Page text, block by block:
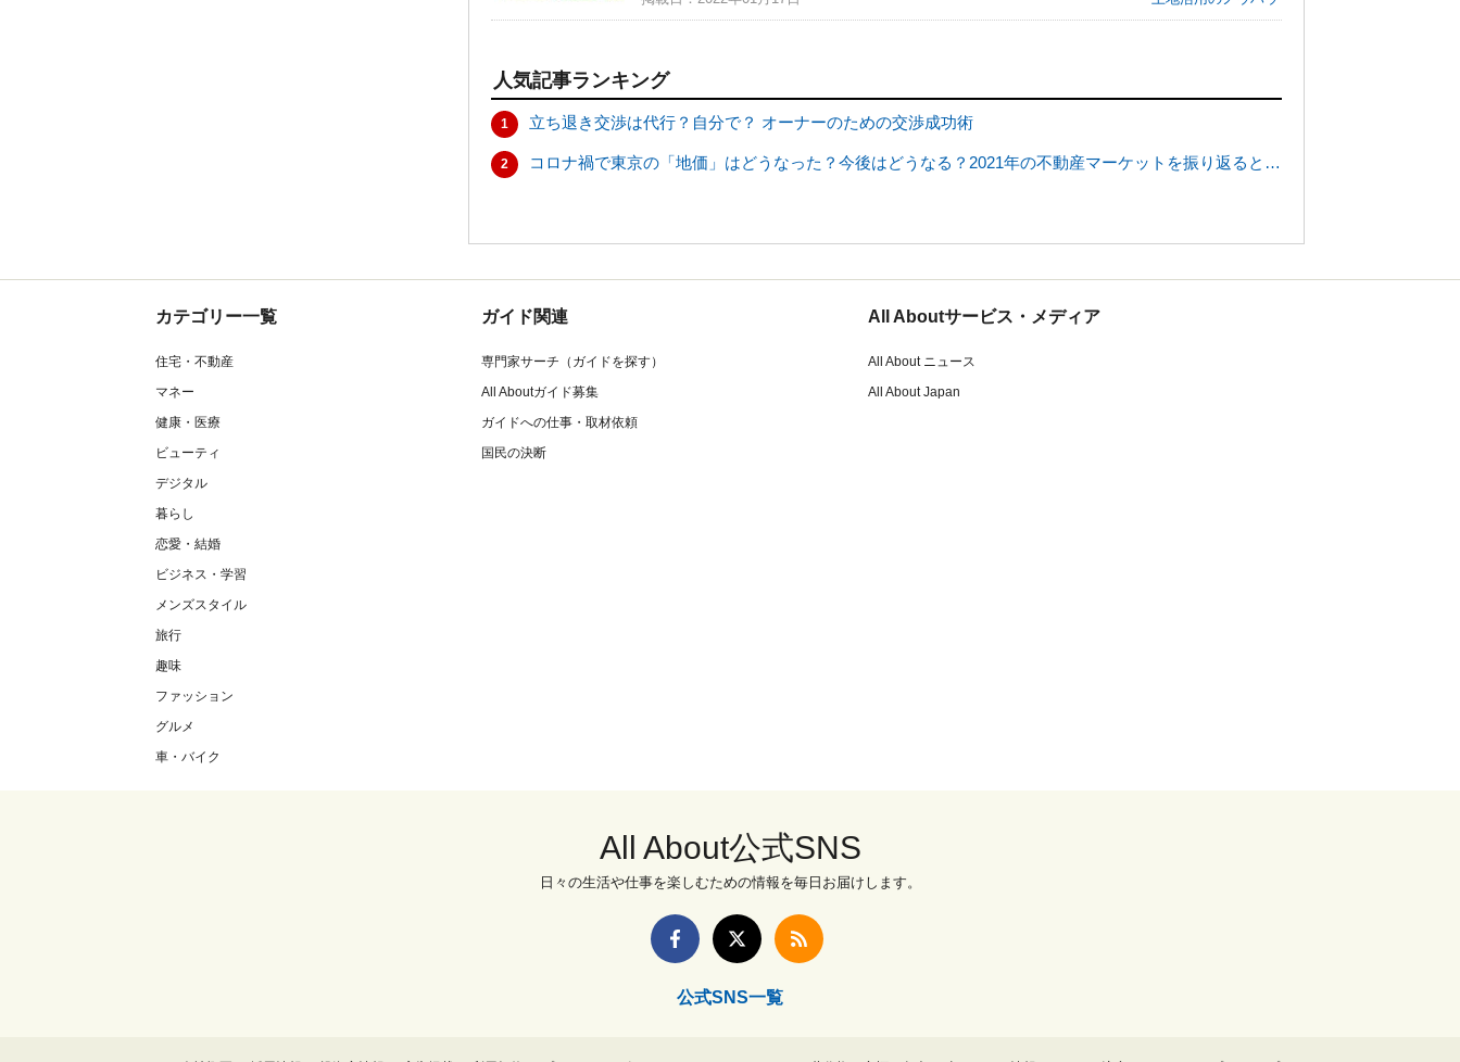
人気記事ランキング
1 立ち退き交渉は代行？自分で？ オーナーのための交渉成功術
2 コロナ禍で東京の「地価」はどうなった？今後はどうなる？2021年の不動産マーケットを振り返ると…
カテゴリー一覧
住宅・不動産
マネー
健康・医療
ビューティ
デジタル
暮らし
恋愛・結婚
ビジネス・学習
メンズスタイル
旅行
趣味
ファッション
グルメ
車・バイク
ガイド関連
専門家サーチ（ガイドを探す）
All Aboutガイド募集
ガイドへの仕事・取材依頼
国民の決断
All Aboutサービス・メディア
All About ニュース
All About Japan
All About公式SNS
日々の生活や仕事を楽しむための情報を毎日お届けします。
公式SNS一覧